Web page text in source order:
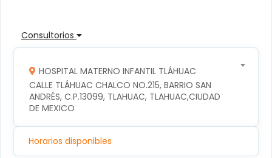
Consultorios
HOSPITAL MATERNO INFANTIL TLÁHUAC
CALLE TLÁHUAC CHALCO NO.215, BARRIO SAN
ANDRÉS, C.P.13099, TLAHUAC, TLAHUAC,CIUDAD
DE MEXICO
Horarios disponibles